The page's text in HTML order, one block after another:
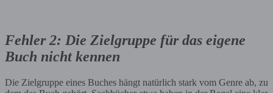
Fehler 2: Die Zielgruppe für das eigene
Buch nicht kennen
Die Zielgruppe eines Buches hängt natürlich stark vom Genre ab, zu